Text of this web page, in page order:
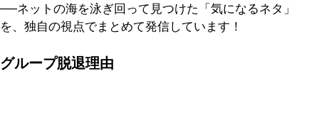
──ネットの海を泳ぎ回って見つけた「気になるネタ」
を、独自の視点でまとめて発信しています！
グループ脱退理由